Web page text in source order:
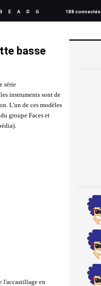
E A D G 188 connectés
basse
instruments sont de
L'un de ces modèles
groupe Faces et
l'accastillage en